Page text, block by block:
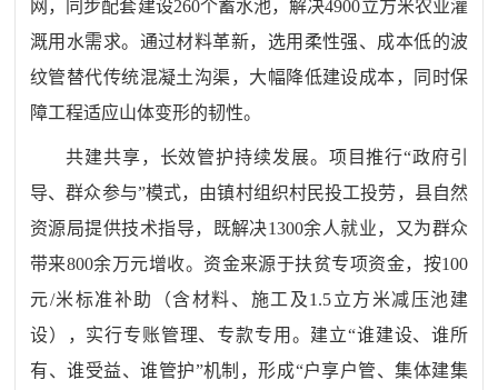
网，同步配套建设260个蓄水池，解决4900立方米农业灌
溉用水需求。通过材料革新，选用柔性强、成本低的波
纹管替代传统混凝土沟渠，大幅降低建设成本，同时保
障工程适应山体变形的韧性。
共建共享， 长效管护持续发展。 项目推行“政府引
导、群众参与”模式，由镇村组织村民投工投劳，县自然
资源局提供技术指导，既解决1300余人就业，又为群众
带来800余万元增收。资金来源于扶贫专项资金，按100
元/米标准补助（含材料、施工及1.5立方米减压池建
设），实行专账管理、专款专用。建立“谁建设、谁所
有、谁受益、谁管护”机制，形成“户享户管、集体建集